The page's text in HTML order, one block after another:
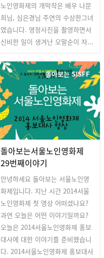
노인영화제의 개막작은 배우 나문
희님, 심은경님 주연의 수상한그녀
였습니다. 영정사진을 촬영하면서
신비한 일이 생겨난 오말순이 자...
돌아보는 SISFF
돌아보는서울노인영화제
29번째이야기
안녕하세요 돌아보는 서울노인영
화제입니다. 지난 시간 2014서울
노인영화제 첫 영상 어떠셨나요?
과연 오늘은 어떤 이야기일까요?
오늘은 2014서울노인영화제 홍보
대사에 대한 이야기를 준비했습니
다. 2014서울노인영화제 홍보대사